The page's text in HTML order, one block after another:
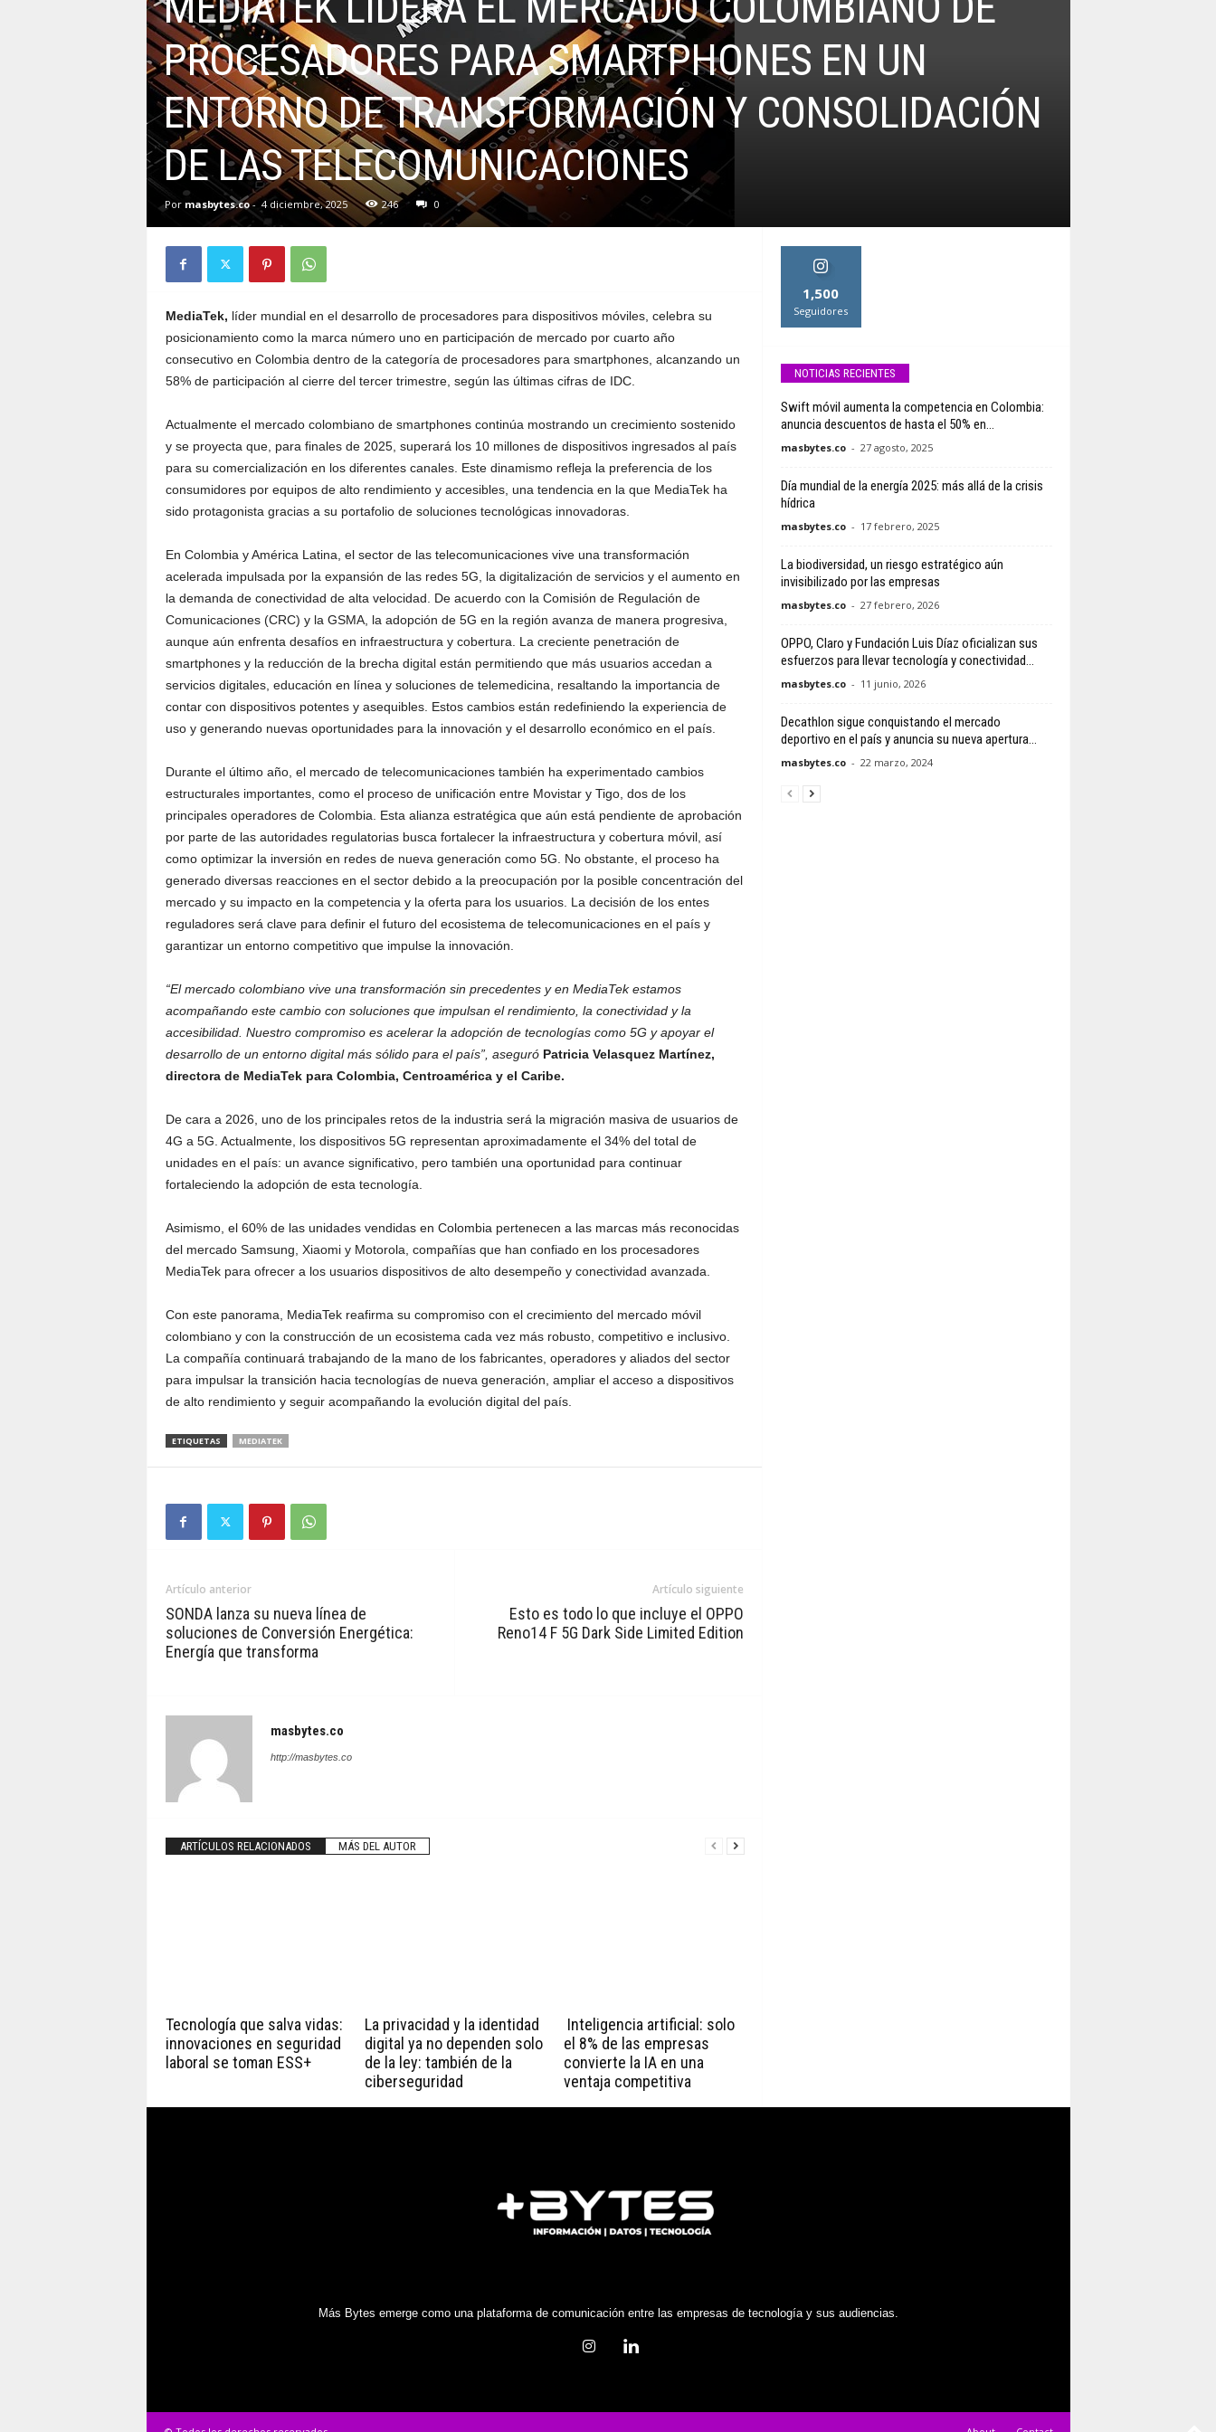
PROCESADORES PARA SMARTPHONES EN UN
ENTORNO DE TRANSFORMACIÓN Y CONSOLIDACIÓN
DE LAS TELECOMUNICACIONES
Por masbytes.co- 4 diciembre, 2025 246 0
MediaTek, líder mundial en el desarrollo de procesadores para dispositivos móviles, celebra su
posicionamiento como la marca número uno en participación de mercado por cuarto año
consecutivo en Colombia dentro de la categoría de procesadores para smartphones, alcanzando un
58% de participación al cierre del tercer trimestre, según las últimas cifras de IDC.
Actualmente el mercado colombiano de smartphones continúa mostrando un crecimiento sostenido
y se proyecta que, para finales de 2025, superará los 10 millones de dispositivos ingresados al país
para su comercialización en los diferentes canales. Este dinamismo refleja la preferencia de los
consumidores por equipos de alto rendimiento y accesibles, una tendencia en la que MediaTek ha
sido protagonista gracias a su portafolio de soluciones tecnológicas innovadoras.
En Colombia y América Latina, el sector de las telecomunicaciones vive una transformación
acelerada impulsada por la expansión de las redes 5G, la digitalización de servicios y el aumento en
la demanda de conectividad de alta velocidad. De acuerdo con la Comisión de Regulación de
Comunicaciones (CRC) y la GSMA, la adopción de 5G en la región avanza de manera progresiva,
aunque aún enfrenta desafíos en infraestructura y cobertura. La creciente penetración de
smartphones y la reducción de la brecha digital están permitiendo que más usuarios accedan a
servicios digitales, educación en línea y soluciones de telemedicina, resaltando la importancia de
contar con dispositivos potentes y asequibles. Estos cambios están redefiniendo la experiencia de
uso y generando nuevas oportunidades para la innovación y el desarrollo económico en el país.
Durante el último año, el mercado de telecomunicaciones también ha experimentado cambios
estructurales importantes, como el proceso de unificación entre Movistar y Tigo, dos de los
principales operadores de Colombia. Esta alianza estratégica que aún está pendiente de aprobación
por parte de las autoridades regulatorias busca fortalecer la infraestructura y cobertura móvil, así
como optimizar la inversión en redes de nueva generación como 5G. No obstante, el proceso ha
generado diversas reacciones en el sector debido a la preocupación por la posible concentración del
mercado y su impacto en la competencia y la oferta para los usuarios. La decisión de los entes
reguladores será clave para definir el futuro del ecosistema de telecomunicaciones en el país y
garantizar un entorno competitivo que impulse la innovación.
“El mercado colombiano vive una transformación sin precedentes y en MediaTek estamos
acompañando este cambio con soluciones que impulsan el rendimiento, la conectividad y la
accesibilidad. Nuestro compromiso es acelerar la adopción de tecnologías como 5G y apoyar el
desarrollo de un entorno digital más sólido para el país”, aseguró Patricia Velasquez Martínez,
directora de MediaTek para Colombia, Centroamérica y el Caribe.
De cara a 2026, uno de los principales retos de la industria será la migración masiva de usuarios de
4G a 5G. Actualmente, los dispositivos 5G representan aproximadamente el 34% del total de
unidades en el país: un avance significativo, pero también una oportunidad para continuar
fortaleciendo la adopción de esta tecnología.
Asimismo, el 60% de las unidades vendidas en Colombia pertenecen a las marcas más reconocidas
del mercado Samsung, Xiaomi y Motorola, compañías que han confiado en los procesadores
MediaTek para ofrecer a los usuarios dispositivos de alto desempeño y conectividad avanzada.
Con este panorama, MediaTek reafirma su compromiso con el crecimiento del mercado móvil
colombiano y con la construcción de un ecosistema cada vez más robusto, competitivo e inclusivo.
La compañía continuará trabajando de la mano de los fabricantes, operadores y aliados del sector
para impulsar la transición hacia tecnologías de nueva generación, ampliar el acceso a dispositivos
de alto rendimiento y seguir acompañando la evolución digital del país.
ETIQUETAS MEDIATEK
Artículo anterior
SONDA lanza su nueva línea de
soluciones de Conversión Energética:
Energía que transforma
Artículo siguiente
Esto es todo lo que incluye el OPPO
Reno14 F 5G Dark Side Limited Edition
masbytes.co
http://masbytes.co
ARTÍCULOS RELACIONADOS MÁS DEL AUTOR
Tecnología que salva vidas:
innovaciones en seguridad
laboral se toman ESS+
La privacidad y la identidad
digital ya no dependen solo
de la ley: también de la
ciberseguridad
Inteligencia artificial: solo
el 8% de las empresas
convierte la IA en una
ventaja competitiva
1,500
Seguidores
NOTICIAS RECIENTES
Swift móvil aumenta la competencia en Colombia:
anuncia descuentos de hasta el 50% en...
masbytes.co - 27 agosto, 2025
Día mundial de la energía 2025: más allá de la crisis
hídrica
masbytes.co - 17 febrero, 2025
La biodiversidad, un riesgo estratégico aún
invisibilizado por las empresas
masbytes.co - 27 febrero, 2026
OPPO, Claro y Fundación Luis Díaz oficializan sus
esfuerzos para llevar tecnología y conectividad...
masbytes.co - 11 junio, 2026
Decathlon sigue conquistando el mercado
deportivo en el país y anuncia su nueva apertura...
masbytes.co - 22 marzo, 2024
Más Bytes emerge como una plataforma de comunicación entre las empresas de tecnología y sus audiencias.